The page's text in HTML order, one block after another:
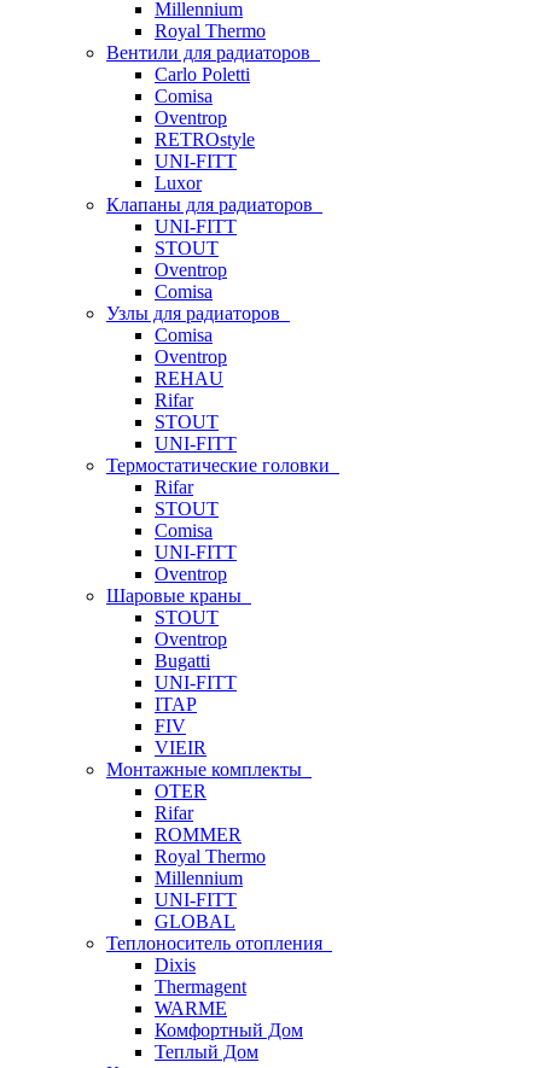
Millennium
Royal Thermo
Вентили для радиаторов
Carlo Poletti
Comisa
Oventrop
RETROstyle
UNI-FITT
Luxor
Клапаны для радиаторов
UNI-FITT
STOUT
Oventrop
Comisa
Узлы для радиаторов
Comisa
Oventrop
REHAU
Rifar
STOUT
UNI-FITT
Термостатические головки
Rifar
STOUT
Comisa
UNI-FITT
Oventrop
Шаровые краны
STOUT
Oventrop
Bugatti
UNI-FITT
ITAP
FIV
VIEIR
Монтажные комплекты
OTER
Rifar
ROMMER
Royal Thermo
Millennium
UNI-FITT
GLOBAL
Теплоноситель отопления
Dixis
Thermagent
WARME
Комфортный Дом
Теплый Дом